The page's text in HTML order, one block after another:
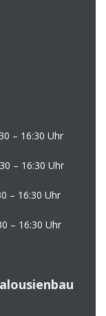
– 16:30 Uhr
– 16:30 Uhr
– 16:30 Uhr
– 16:30 Uhr